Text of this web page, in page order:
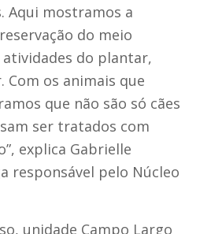
Aqui mostramos a
do meio
do plantar,
Com os animais que
que não são só cães
ser tratados com
explica Gabrielle
responsável pelo Núcleo
unidade Campo Largo